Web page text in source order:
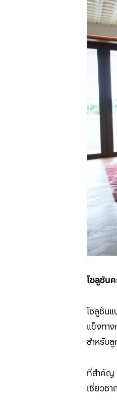
โซลูชัน
โซลูชัน
แข็งทา
สำหรับลู
ที่สำคัญ
เชี่ยวช